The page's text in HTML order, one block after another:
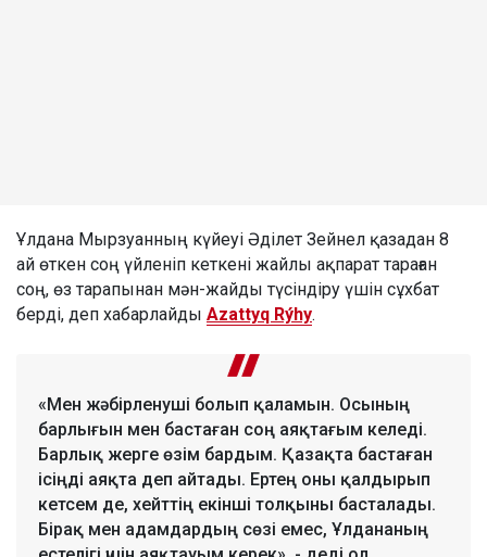
Ұлдана Мырзуанның күйеуі Әділет Зейнел қазадан 8
ай өткен соң үйленіп кеткені жайлы ақпарат тараған
соң, өз тарапынан мән-жайды түсіндіру үшін сұхбат
берді, деп хабарлайды Azattyq Rýhy.
«Мен жәбірленуші болып қаламын. Осының
барлығын мен бастаған соң аяқтағым келеді.
Барлық жерге өзім бардым. Қазақта бастаған
ісіңді аяқта деп айтады. Ертең оны қалдырып
кетсем де, хейттің екінші толқыны басталады.
Бірақ мен адамдардың сөзі емес, Ұлдананың